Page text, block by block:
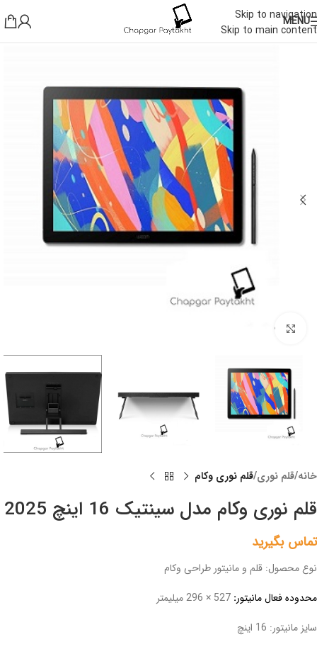
Skip to navigation
Skip to main content
MENU
Click to enlarge
خانه قلم نوری قلم نوری وکام
قلم نوری وکام مدل سینتیک 16 اینچ 2025
تماس بگیرید
نوع محصول: قلم و مانیتور طراحی وکام
محدوده فعال مانیتور:
سایز مانیتور: 16 اینچ